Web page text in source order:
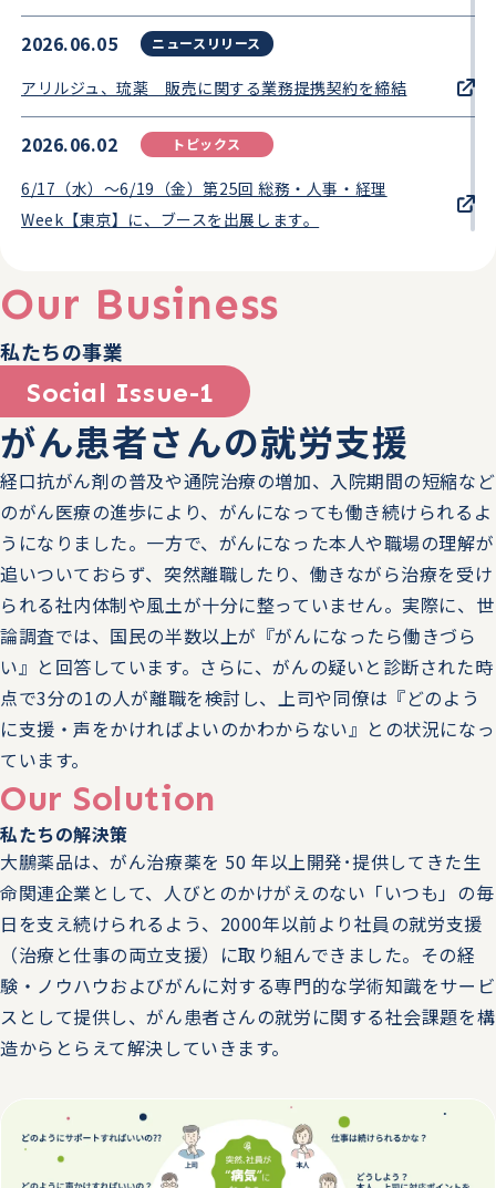
2026.06.05 ニュースリリース
アリルジュ、琉薬 販売に関する業務提携契約を締結
2026.06.02 トピックス
6/17（水）～6/19（金）第25回 総務・人事・経理
Week【東京】に、ブースを出展します。
5/27（水）～5/30（土） 第99回 日本産業衛生学会にて、
ランチョンセミナー（LS17）、企業展示、がん検診や卒
煙施策に関する一般口演（O5-2, O6-6, O36-4）を行いま
す。
2026.05.08 トピックス
5/19（火）～5/20（水）第2回バックオフィスDXPO名古
屋'26に、ブースを出展します。
2026.02.06 トピックス
2/24（火）～2/25（水）第4回 バックオフィスDXPO大
阪'26に、ブース出展をします。
2026.02.06 トピックス
Winter-にて、「4月の法改正で企業に起こる影響とは
治療と仕事の両立支援で今から取り組むべきこと」の講演
をします。
2026.01.23 トピックス
2/6（金）ライフ・ワーク・バランスEXPO東京2026に、
2026.01.23 トピックス
2/1（日）13:00～14:10 World Cancer Week 2026に、
当社代表取締役 森下真行が登壇します。
Our Business
私たちの事業
Social Issue-1
がん患者さんの就労支援
経口抗がん剤の普及や通院治療の増加、入院期間の短縮など
のがん医療の進歩により、がんになっても働き続けられるよ
うになりました。一方で、がんになった本人や職場の理解が
追いついておらず、突然離職したり、働きながら治療を受け
られる社内体制や風土が十分に整っていません。実際に、世
論調査では、国民の半数以上が『がんになったら働きづら
い』と回答しています。さらに、がんの疑いと診断された時
点で3分の1の人が離職を検討し、上司や同僚は『どのよう
に支援・声をかければよいのかわからない』との状況になっ
ています。
Our Solution
私たちの解決策
大鵬薬品は、がん治療薬を 50 年以上開発･提供してきた生
命関連企業として、人びとのかけがえのない「いつも」の毎
日を支え続けられるよう、2000年以前より社員の就労支援
（治療と仕事の両立支援）に取り組んできました。その経
験・ノウハウおよびがんに対する専門的な学術知識をサービ
スとして提供し、がん患者さんの就労に関する社会課題を構
造からとらえて解決していきます。